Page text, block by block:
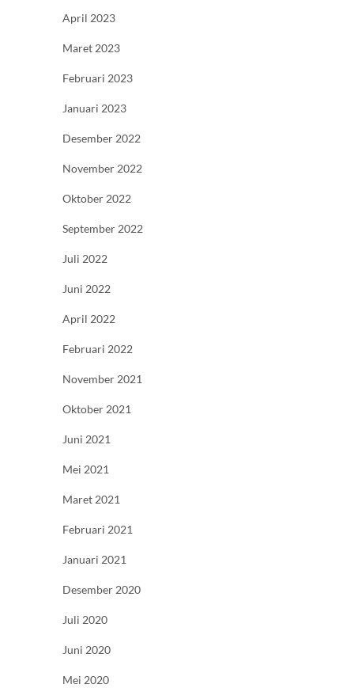
April 2023
Maret 2023
Februari 2023
Januari 2023
Desember 2022
November 2022
Oktober 2022
September 2022
Juli 2022
Juni 2022
April 2022
Februari 2022
November 2021
Oktober 2021
Juni 2021
Mei 2021
Maret 2021
Februari 2021
Januari 2021
Desember 2020
Juli 2020
Juni 2020
Mei 2020